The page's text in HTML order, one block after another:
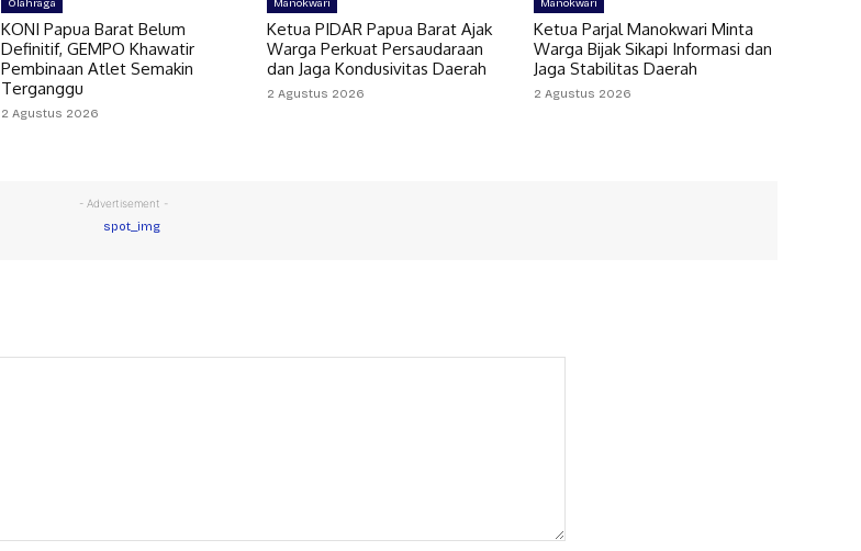
Olahraga
KONI Papua Barat Belum
Definitif, GEMPO Khawatir
Pembinaan Atlet Semakin
Terganggu
2 Agustus 2026
Manokwari
Ketua PIDAR Papua Barat Ajak
Warga Perkuat Persaudaraan
dan Jaga Kondusivitas Daerah
2 Agustus 2026
Manokwari
Ketua Parjal Manokwari Minta
Warga Bijak Sikapi Informasi dan
Jaga Stabilitas Daerah
2 Agustus 2026
- Advertisement -